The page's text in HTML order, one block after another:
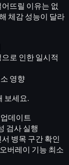
뜨릴 이유는 없
체감 성능이 달라
로 인한 일시적
영향
보세요.
데이트
검사 실행
병목 구간 확인
오버레이 기능 최소